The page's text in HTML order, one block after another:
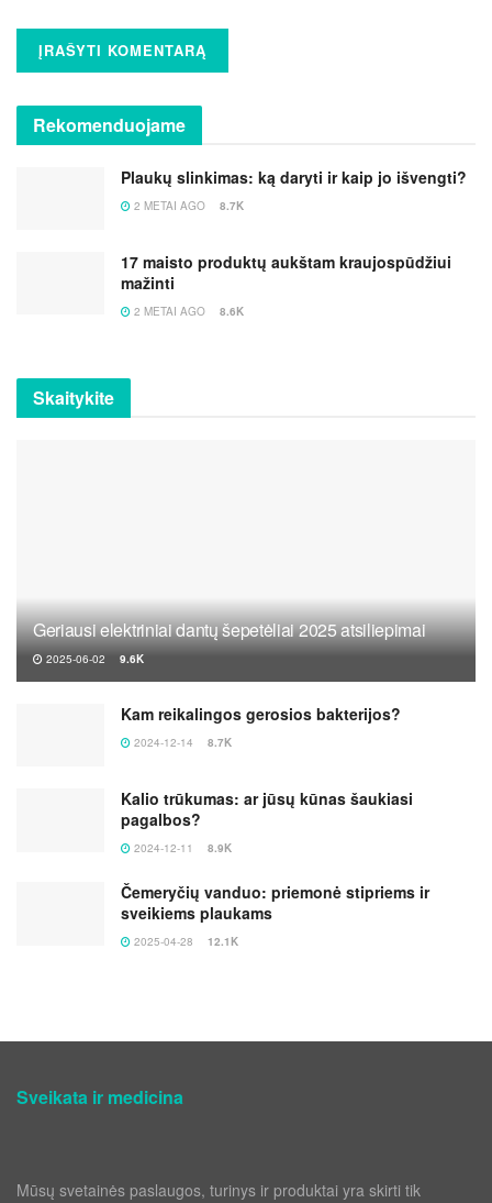
Rekomenduojame
Plaukų slinkimas: ką daryti ir kaip jo išvengti?
2 METAI AGO 8.7K
17 maisto produktų aukštam kraujospūdžiui
mažinti
2 METAI AGO 8.6K
Skaitykite
Geriausi elektriniai dantų šepetėliai 2025 atsiliepimai
2025-06-02 9.6K
Kam reikalingos gerosios bakterijos?
2024-12-14 8.7K
Kalio trūkumas: ar jūsų kūnas šaukiasi
pagalbos?
2024-12-11 8.9K
Čemeryčių vanduo: priemonė stipriems ir
sveikiems plaukams
2025-04-28 12.1K
Sveikata ir medicina
Mūsų svetainės paslaugos, turinys ir produktai yra skirti tik